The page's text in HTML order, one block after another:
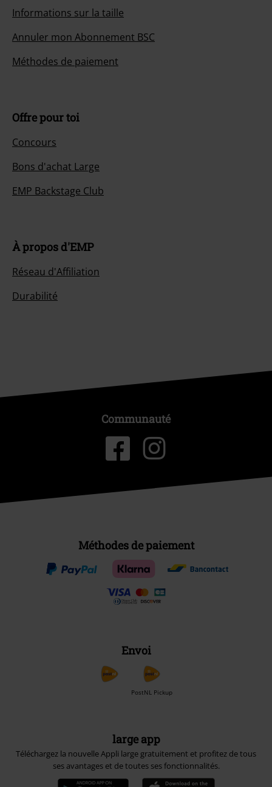
Informations sur la taille
Annuler mon Abonnement BSC
Méthodes de paiement
Offre pour toi
Concours
Bons d'achat Large
EMP Backstage Club
À propos d'EMP
Réseau d'Affiliation
Durabilité
Communauté
Méthodes de paiement
Envoi
PostNL Pickup
large app
Téléchargez la nouvelle Appli large gratuitement et profitez de tous
ses avantages et de toutes ses fonctionnalités.